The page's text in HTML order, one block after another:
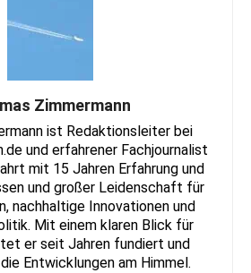
Zimmermann
ist Redaktionsleiter bei
und erfahrener Fachjournalist
mit 15 Jahren Erfahrung und
und großer Leidenschaft für
nachhaltige Innovationen und
Mit einem klaren Blick für
er seit Jahren fundiert und
Entwicklungen am Himmel.